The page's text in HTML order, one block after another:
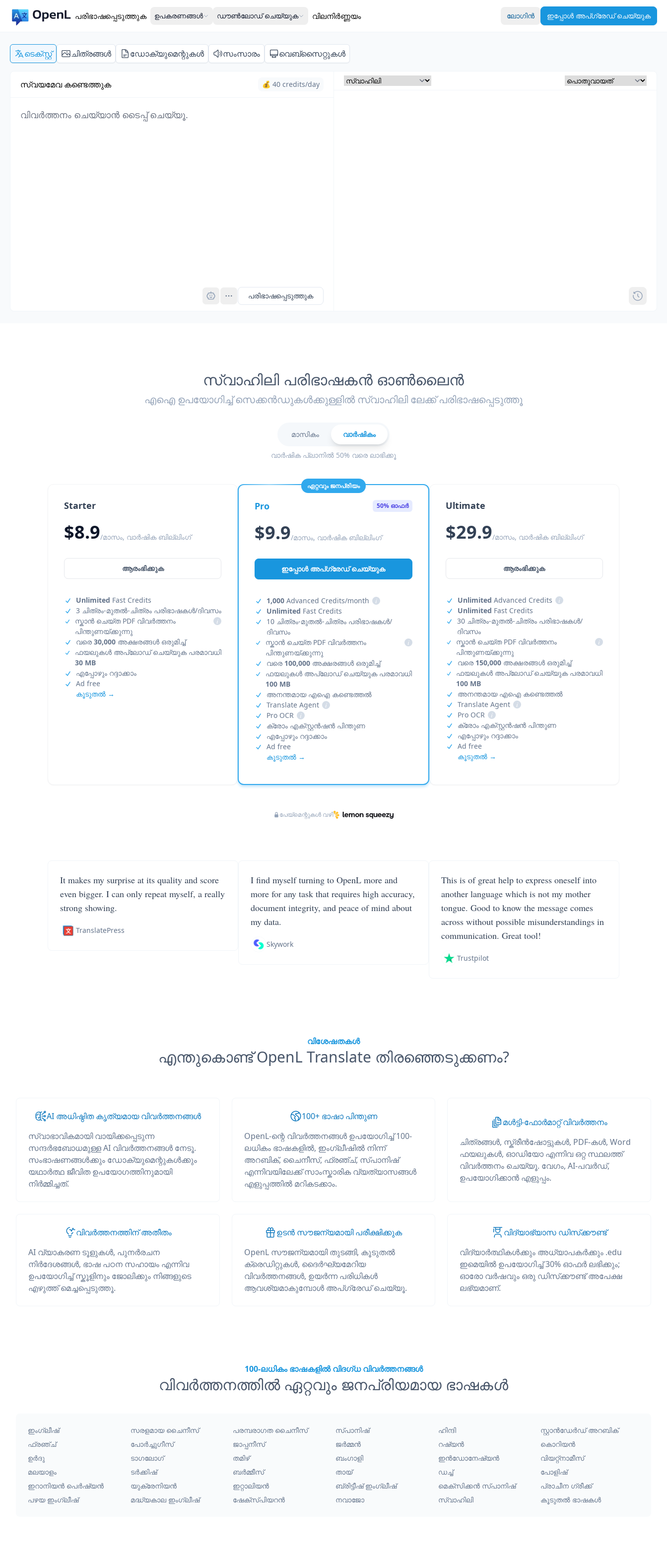
പരിഭാഷപ്പെടുത്തുക ഉപകരണങ്ങൾ ഡൗൺലോഡ് ചെയ്യുക വിലനിർണ്ണയം ലോഗിൻ ഇപ്പോൾ അപ്‌ഗ്രേഡ് ചെയ്യുക
ടെക്സ്റ്റ് ചിത്രങ്ങൾ ഡോക്യുമെന്റുകൾ സംസാരം വെബ്സൈറ്റുകൾ
സ്വയമേവ കണ്ടെത്തുക 💰 40 credits/day
പരിഭാഷപ്പെടുത്തുക
സ്വാഹിലി പരിഭാഷകൻ ഓൺലൈൻ
എഐ ഉപയോഗിച്ച് സെക്കൻഡുകൾക്കുള്ളിൽ സ്വാഹിലി ലേക്ക് പരിഭാഷപ്പെടുത്തൂ
മാസികം വാർഷികം
വാർഷിക പ്ലാനിൽ 50% വരെ ലാഭിക്കൂ
Starter
$8.9/മാസം, വാർഷിക ബില്ലിംഗ്
ആരംഭിക്കുക
Unlimited Fast Credits
3 ചിത്രം-മുതൽ-ചിത്രം പരിഭാഷകൾ/ദിവസം
സ്കാൻ ചെയ്ത PDF വിവർത്തനം
പിന്തുണയ്ക്കുന്നു
i
വരെ 30,000 അക്ഷരങ്ങൾ ഒരുമിച്ച്
ഫയലുകൾ അപ്‌ലോഡ് ചെയ്യുക പരമാവധി
30 MB
എപ്പോഴും റദ്ദാക്കാം
Ad free
കൂടുതൽ →
ഏറ്റവും ജനപ്രിയം
Pro 50% ഓഫർ
$9.9/മാസം, വാർഷിക ബില്ലിംഗ്
ഇപ്പോൾ അപ്‌ഗ്രേഡ് ചെയ്യുക
1,000 Advanced Credits/month
i
Unlimited Fast Credits
10 ചിത്രം-മുതൽ-ചിത്രം പരിഭാഷകൾ/
ദിവസം
സ്കാൻ ചെയ്ത PDF വിവർത്തനം
പിന്തുണയ്ക്കുന്നു
i
വരെ 100,000 അക്ഷരങ്ങൾ ഒരുമിച്ച്
ഫയലുകൾ അപ്‌ലോഡ് ചെയ്യുക പരമാവധി
100 MB
അനന്തമായ എഐ കണ്ടെത്തൽ
Translate Agent
i
Pro OCR
i
ക്രോം എക്സ്റ്റൻഷൻ പിന്തുണ
എപ്പോഴും റദ്ദാക്കാം
Ad free
കൂടുതൽ →
Ultimate
$29.9/മാസം, വാർഷിക ബില്ലിംഗ്
ആരംഭിക്കുക
Unlimited Advanced Credits
i
Unlimited Fast Credits
30 ചിത്രം-മുതൽ-ചിത്രം പരിഭാഷകൾ/
ദിവസം
സ്കാൻ ചെയ്ത PDF വിവർത്തനം
പിന്തുണയ്ക്കുന്നു
i
വരെ 150,000അക്ഷരങ്ങൾ ഒരുമിച്ച്
ഫയലുകൾ അപ്‌ലോഡ് ചെയ്യുക പരമാവധി
100 MB
അനന്തമായ എഐ കണ്ടെത്തൽ
Translate Agent
i
Pro OCR
i
ക്രോം എക്സ്റ്റൻഷൻ പിന്തുണ
എപ്പോഴും റദ്ദാക്കാം
Ad free
കൂടുതൽ →
പേയ്‌മെന്റുകൾ വഴി
It makes my surprise at its quality and score
even bigger. I can only repeat myself, a really
strong showing.
TranslatePress
I find myself turning to OpenL more and
more for any task that requires high accuracy,
document integrity, and peace of mind about
my data.
Skywork
This is of great help to express oneself into
another language which is not my mother
tongue. Good to know the message comes
across without possible misunderstandings in
communication. Great tool!
Trustpilot
വിശേഷതകൾ
എന്തുകൊണ്ട് OpenL Translate തിരഞ്ഞെടുക്കണം?
AI അധിഷ്ഠിത കൃത്യമായ വിവർത്തനങ്ങൾ
സ്വാഭാവികമായി വായിക്കപ്പെടുന്ന
സന്ദർഭബോധമുള്ള AI വിവർത്തനങ്ങൾ നേടൂ.
സംഭാഷണങ്ങൾക്കും ഡോക്യുമെന്റുകൾക്കും
യഥാർത്ഥ ജീവിത ഉപയോഗത്തിനുമായി
നിർമ്മിച്ചത്.
100+ ഭാഷാ പിന്തുണ
OpenL-ന്റെ വിവർത്തനങ്ങൾ ഉപയോഗിച്ച് 100-
ലധികം ഭാഷകളിൽ, ഇംഗ്ലീഷിൽ നിന്ന്
അറബിക്, ചൈനീസ്, ഫ്രഞ്ച്, സ്പാനിഷ്
എന്നിവയിലേക്ക് സാംസ്കാരിക വ്യത്യാസങ്ങൾ
എളുപ്പത്തിൽ മറികടക്കാം.
മൾട്ടി-ഫോർമാറ്റ് വിവർത്തനം
ചിത്രങ്ങൾ, സ്ക്രീൻഷോട്ടുകൾ, PDF-കൾ, Word
ഫയലുകൾ, ഓഡിയോ എന്നിവ ഒറ്റ സ്ഥലത്ത്
വിവർത്തനം ചെയ്യൂ. വേഗം, AI-പവർഡ്,
ഉപയോഗിക്കാൻ എളുപ്പം.
വിവർത്തനത്തിന് അതീതം
AI വ്യാകരണ ടൂളുകൾ, പുനർരചന
നിർദേശങ്ങൾ, ഭാഷ പഠന സഹായം എന്നിവ
ഉപയോഗിച്ച് സ്കൂളിനും ജോലിക്കും നിങ്ങളുടെ
എഴുത്ത് മെച്ചപ്പെടുത്തൂ.
ഉടൻ സൗജന്യമായി പരീക്ഷിക്കുക
OpenL സൗജന്യമായി തുടങ്ങി, കൂടുതൽ
ക്രെഡിറ്റുകൾ, ദൈർഘ്യമേറിയ
വിവർത്തനങ്ങൾ, ഉയർന്ന പരിധികൾ
ആവശ്യമാകുമ്പോൾ അപ്‌ഗ്രേഡ് ചെയ്യൂ.
വിദ്യാഭ്യാസ ഡിസ്‌ക്കൗണ്ട്
വിദ്യാർത്ഥികൾക്കും അധ്യാപകർക്കും .edu
ഇമെയിൽ ഉപയോഗിച്ച് 30% ഓഫർ ലഭിക്കും;
ഓരോ വർഷവും ഒരു ഡിസ്‌ക്കൗണ്ട് അപേക്ഷ
ലഭ്യമാണ്.
100-ലധികം ഭാഷകളിൽ വിദഗ്ധ വിവർത്തനങ്ങൾ
വിവർത്തനത്തിൽ ഏറ്റവും ജനപ്രിയമായ ഭാഷകൾ
ഇംഗ്ലീഷ് സരളമായ ചൈനീസ് പരമ്പരാഗത ചൈനീസ് സ്പാനിഷ് ഹിന്ദി
സ്റ്റാൻഡേർഡ് അറബിക്
ഫ്രഞ്ച്
പോർച്ചുഗീസ് ജാപ്പനീസ് ജർമ്മൻ റഷ്യൻ
കൊറിയൻ
ഉർദു
ടാഗലോഗ് തമിഴ് ബംഗാളി ഇൻഡോനേഷ്യൻ
വിയറ്റ്നാമീസ്
മലയാളം
ടർക്കിഷ് ബർമ്മീസ് തായ് ഡച്ച്
പോളിഷ്
ഇറാനിയൻ പെർഷ്യൻ
യുക്രേനിയൻ ഇറ്റാലിയൻ ബ്രിട്ടീഷ് ഇംഗ്ലീഷ് മെക്സിക്കൻ സ്പാനിഷ്
പ്രാചീന ഗ്രീക്ക്
പഴയ ഇംഗ്ലീഷ്
മദ്ധ്യകാല ഇംഗ്ലീഷ് ഷേക്സ്പിയറൻ നവാജോ സ്വാഹിലി കൂടുതൽ ഭാഷകൾ